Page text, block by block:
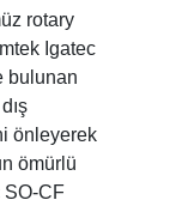
rotary
Igatec
bulunan
önleyerek
ömürlü
SO-CF